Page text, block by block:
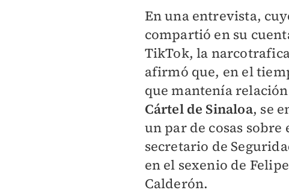
En una entrevista,
compartió en su
TikTok, la
afirmó que, en el
que mantenía
Cártel de Sinaloa, se
un par de cosas sobre
secretario de
en el sexenio de Felipe
Calderón.